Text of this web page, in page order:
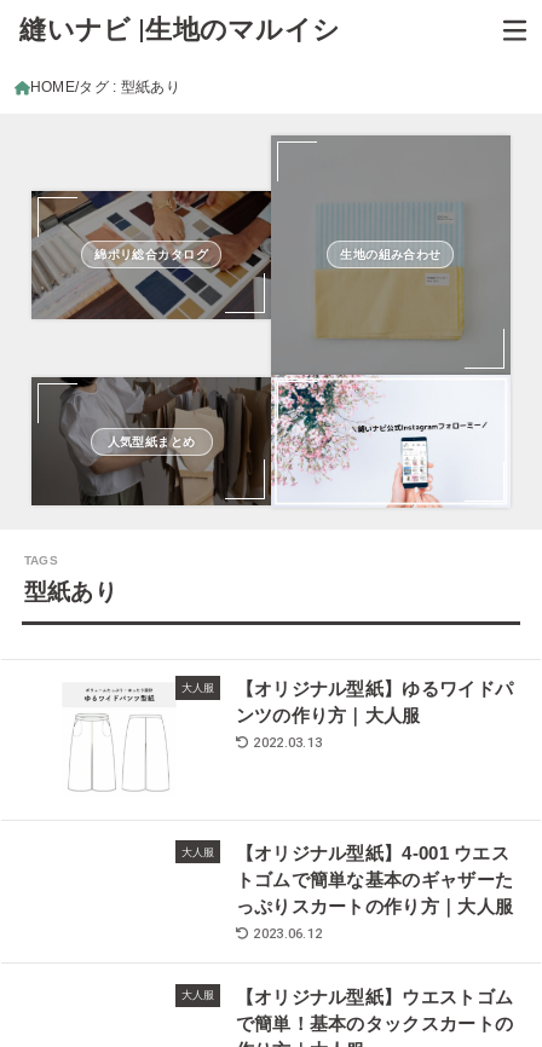
縫いナビ |生地のマルイシ
HOME タグ : 型紙あり
綿ポリ総合カタログ 生地の組み合わせ
人気型紙まとめ
型紙あり
大人服
【オリジナル型紙】ゆるワイドパ
ンツの作り方｜大人服
2022.03.13
大人服
【オリジナル型紙】4-001 ウエス
トゴムで簡単な基本のギャザーた
っぷりスカートの作り方｜大人服
2023.06.12
大人服
【オリジナル型紙】ウエストゴム
で簡単！基本のタックスカートの